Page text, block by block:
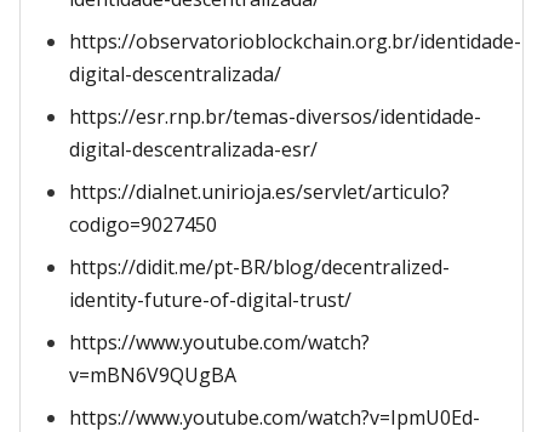
https://observatorioblockchain.org.br/identidade-
digital-descentralizada/
https://esr.rnp.br/temas-diversos/identidade-
digital-descentralizada-esr/
https://dialnet.unirioja.es/servlet/articulo?
codigo=9027450
https://didit.me/pt-BR/blog/decentralized-
identity-future-of-digital-trust/
https://www.youtube.com/watch?
v=mBN6V9QUgBA
https://www.youtube.com/watch?v=IpmU0Ed-